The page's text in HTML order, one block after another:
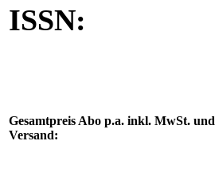
ISSN:
Gesamtpreis Abo p.a. inkl. MwSt. und
Versand: